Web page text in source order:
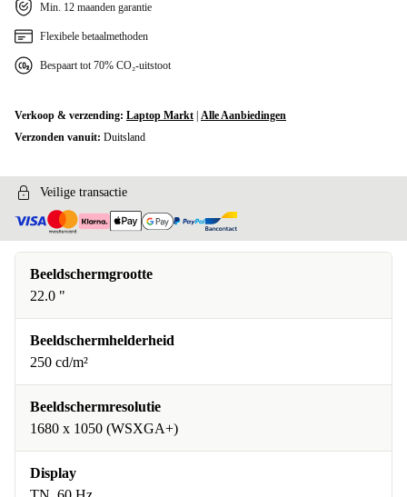
Min. 12 maanden garantie
Flexibele betaalmethoden
Bespaart tot 70% CO₂-uitstoot
Verkoop & verzending: Laptop Markt Alle Aanbiedingen
Verzonden vanuit: Duitsland
Veilige transactie
Beeldschermgrootte
22.0 "
Beeldschermhelderheid
250 cd/m²
Beeldschermresolutie
1680 x 1050 (WSXGA+)
Display